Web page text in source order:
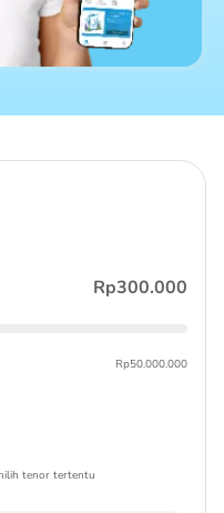
Rp300.000
Rp50.000.000
tenor tertentu